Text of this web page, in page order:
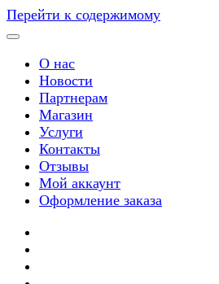
Перейти к содержимому
О нас
Новости
Партнерам
Магазин
Услуги
Контакты
Отзывы
Мой аккаунт
Оформление заказа